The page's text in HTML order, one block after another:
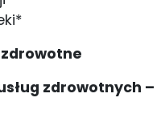
zdrowotne
zdrowotnych –